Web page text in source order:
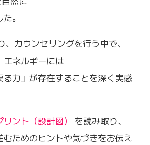
。
カウンセリングを行う中で、
エネルギーには
る力」が存在することを深く実感
ント（設計図）
を読み取り、
ためのヒントや気づきをお伝え